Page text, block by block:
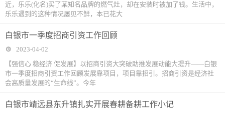
近，乐乐(化名)买了某知名品牌的燃气灶，却在安装时被加了钱。生活中，
乐乐遇到的这种情况屡见不鲜，本已花大
白银市一季度招商引资工作回顾
2023-04-02
【强信心 稳经济 促发展】以招商引资大突破助推发展动能大提升——白银
市一季度招商引资工作回顾发展靠项目，项目靠招引。招商引资是经济社
会高质量发展的“生命线”。今年
白银市靖远县东升镇扎实开展春耕备耕工作小记